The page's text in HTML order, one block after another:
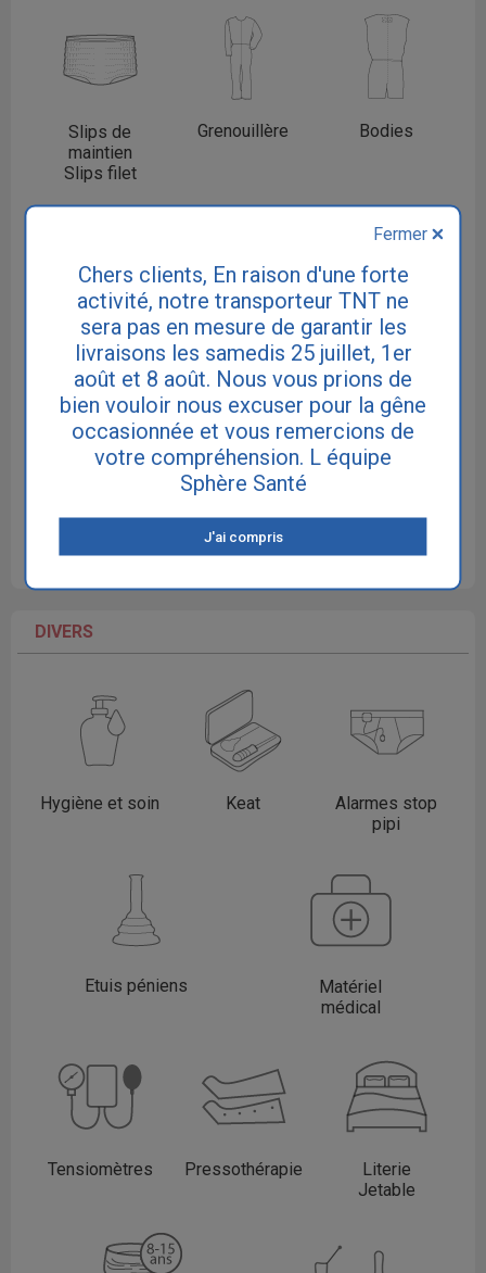
Slips de
maintien
Slips filet
Grenouillère Bodies
Culottes plastiques
Culottes PVC
Culottes en coton
étanches
Chemises de
Vêtements
divers
Maillots de bain
DIVERS
Hygiène et soin Keat
Alarmes stop
pipi
Etuis péniens
Matériel
médical
Tensiomètres Pressothérapie
Literie
Jetable
Chers clients, En raison d'une forte
activité, notre transporteur TNT ne
sera pas en mesure de garantir les
livraisons les samedis 25 juillet, 1er
août et 8 août. Nous vous prions de
bien vouloir nous excuser pour la gêne
occasionnée et vous remercions de
votre compréhension. L équipe
Sphère Santé
J'ai compris
Fermer